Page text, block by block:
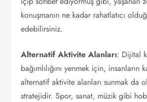
konuşmanın ne kadar rahatlatıcı
edebilirsiniz.
Alternatif Aktivite Alanları: Dijital
bağımlılığını yenmek için, insanların
alternatif aktivite alanları sunmak da
stratejidir. Spor, sanat, müzik gibi